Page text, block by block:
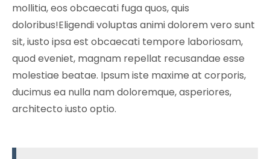
mollitia, eos obcaecati fuga quos, quis
doloribus!Eligendi voluptas animi dolorem vero sunt
sit, iusto ipsa est obcaecati tempore laboriosam,
quod eveniet, magnam repellat recusandae esse
molestiae beatae. Ipsum iste maxime at corporis,
ducimus ea nulla nam doloremque, asperiores,
architecto iusto optio.